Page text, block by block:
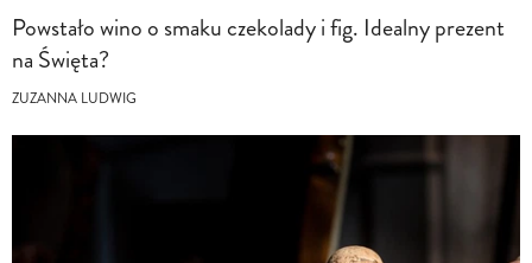
Powstało wino o smaku czekolady i fig. Idealny prezent
na Święta?
ZUZANNA LUDWIG